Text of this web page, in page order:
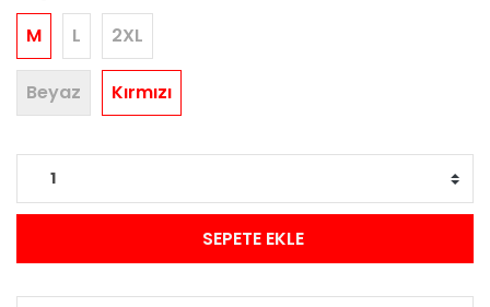
M L 2XL
Beyaz Kırmızı
SEPETE EKLE